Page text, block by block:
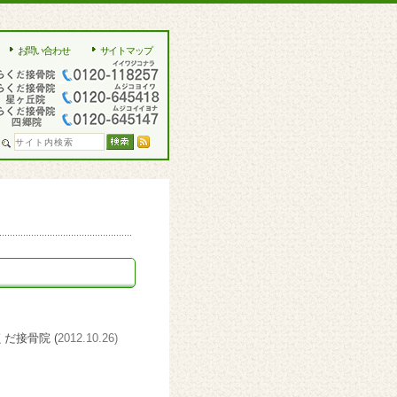
お問い合わせ サイトマップ
だ接骨院 (2012.10.26)